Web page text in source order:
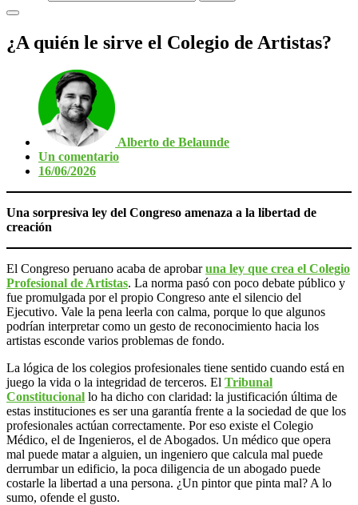
¿A quién le sirve el Colegio de Artistas?
Alberto de Belaunde
Un comentario
16/06/2026
Una sorpresiva ley del Congreso amenaza a la libertad de
creación
El Congreso peruano acaba de aprobaruna ley que crea el Colegio
Profesional de Artistas. La norma pasó con poco debate público y
fue promulgada por el propio Congreso ante el silencio del
Ejecutivo. Vale la pena leerla con calma, porque lo que algunos
podrían interpretar como un gesto de reconocimiento hacia los
artistas esconde varios problemas de fondo.
La lógica de los colegios profesionales tiene sentido cuando está en
juego la vida o la integridad de terceros. El Tribunal
Constitucional lo ha dicho con claridad: la justificación última de
estas instituciones es ser una garantía frente a la sociedad de que los
profesionales actúan correctamente. Por eso existe el Colegio
Médico, el de Ingenieros, el de Abogados. Un médico que opera
mal puede matar a alguien, un ingeniero que calcula mal puede
derrumbar un edificio, la poca diligencia de un abogado puede
costarle la libertad a una persona. ¿Un pintor que pinta mal? A lo
sumo, ofende el gusto.